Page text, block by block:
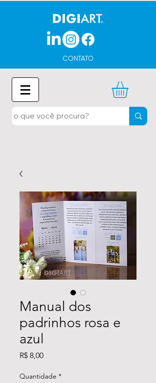
CONTATO
Manual dos
padrinhos rosa e
azul
R$ 8,00Preço
Quantidade *